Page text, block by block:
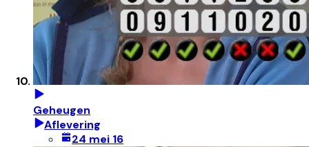
Geheugen
Aflevering
24 mei 16